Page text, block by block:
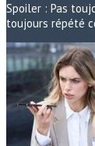
Spoiler : Pas
toujours répété